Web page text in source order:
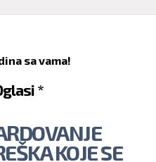
sa vama!
*
KOJE SE